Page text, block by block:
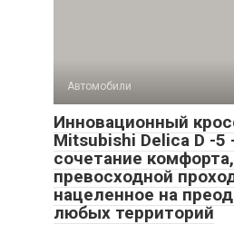
Автомобили
Инновационный
Mitsubishi Delica D -5
сочетание
превосходной
нацеленное на
любых территорий